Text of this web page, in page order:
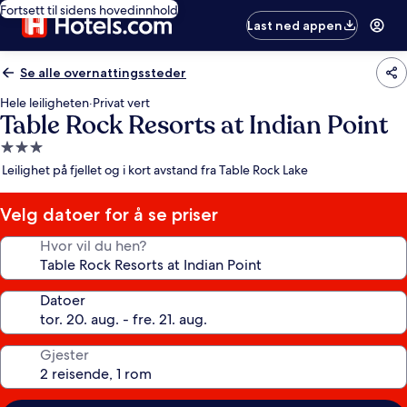
Fortsett til sidens hovedinnhold
Last ned appen
Se alle overnattingssteder
Hele leiligheten·Privat vert
Table Rock Resorts at Indian Point
Overnattingssted
med
stjerner
Leilighet på fjellet og i kort avstand fra Table Rock Lake
Velg datoer for å se priser
Hvor vil du hen?
Datoer
Gjester